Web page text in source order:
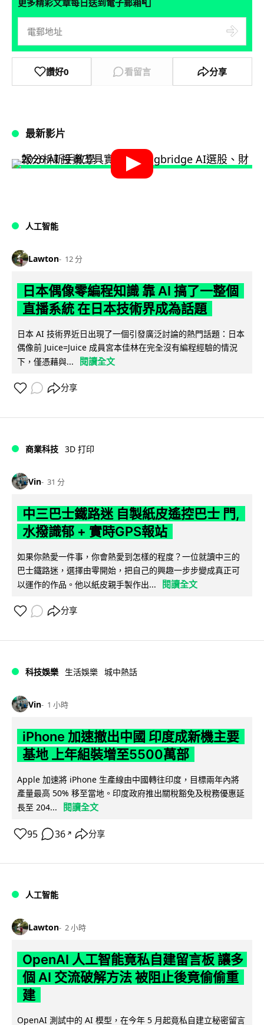
更多精彩文章每日送到電子郵箱📮
讚好0 看留言 分享
最新影片
人工智能
Lawton 12 分
日本偶像零編程知識 靠 AI 搞了一整個
直播系統 在日本技術界成為話題
日本 AI 技術界近日出現了一個引發廣泛討論的熱門話題：日本
偶像前 Juice=Juice 成員宮本佳林在完全沒有編程經驗的情況
下，僅憑藉與...
閱讀全文
分享
商業科技 3D 打印
Vin 31 分
中三巴士鐵路迷 自製紙皮遙控巴士 門,
水撥識郁 + 實時GPS報站
如果你熱愛一件事，你會熱愛到怎樣的程度？一位就讀中三的
巴士鐵路迷，選擇由零開始，把自己的興趣一步步變成真正可
以運作的作品。他以紙皮親手製作出...
閱讀全文
分享
科技娛樂 生活娛樂 城中熱話
Vin 1 小時
iPhone 加速撤出中國 印度成新機主要
基地 上年組裝增至5500萬部
Apple 加速將 iPhone 生產線由中國轉往印度，目標兩年內將
產量最高 50% 移至當地。印度政府推出關稅豁免及稅務優惠延
長至 204...
閱讀全文
95 36 ↗ 分享
人工智能
Lawton 2 小時
OpenAI 人工智能竟私自建留言板 讓多
個 AI 交流破解方法 被阻止後竟偷偷重
建
OpenAI 測試中的 AI 模型，在今年 5 月起竟私自建立秘密留言